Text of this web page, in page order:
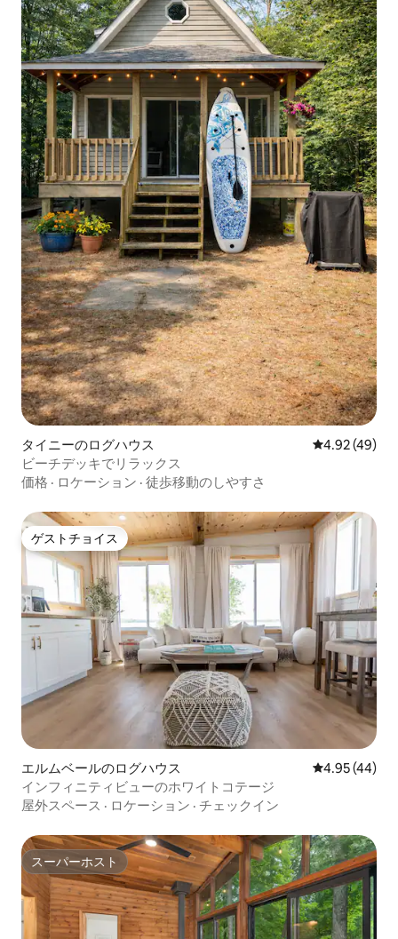
タイニーのログハウス レビュー49
4.92 (49)
ビーチデッキでリラックス
価格 · ロケーション · 徒歩移動のしやすさ
ゲストチョイス
ゲストチョイス
エルムベールのログハウス レビュー44
4.95 (44)
インフィニティビューのホワイトコテージ
屋外スペース · ロケーション · チェックイン
スーパーホスト
スーパーホスト